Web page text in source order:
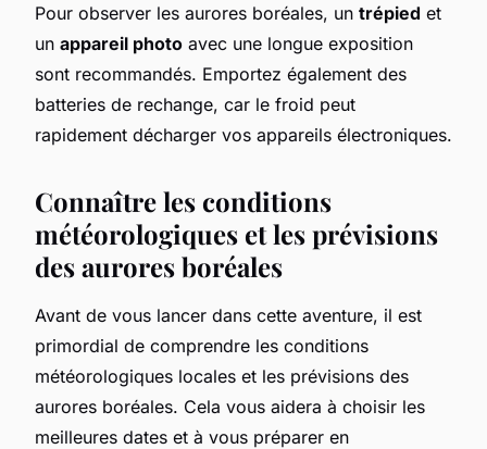
Pour observer les aurores boréales, un trépied et
un appareil photo avec une longue exposition
sont recommandés. Emportez également des
batteries de rechange, car le froid peut
rapidement décharger vos appareils électroniques.
Connaître les conditions
météorologiques et les prévisions
des aurores boréales
Avant de vous lancer dans cette aventure, il est
primordial de comprendre les conditions
météorologiques locales et les prévisions des
aurores boréales. Cela vous aidera à choisir les
meilleures dates et à vous préparer en